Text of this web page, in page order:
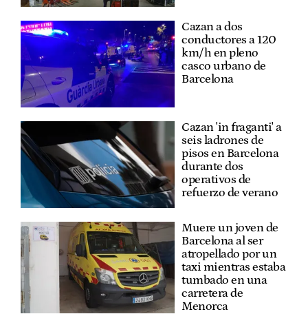
Cazan a dos
conductores a 120
km/h en pleno
casco urbano de
Barcelona
Cazan 'in fraganti' a
seis ladrones de
pisos en Barcelona
durante dos
operativos de
refuerzo de verano
Muere un joven de
Barcelona al ser
atropellado por un
taxi mientras estaba
tumbado en una
carretera de
Menorca